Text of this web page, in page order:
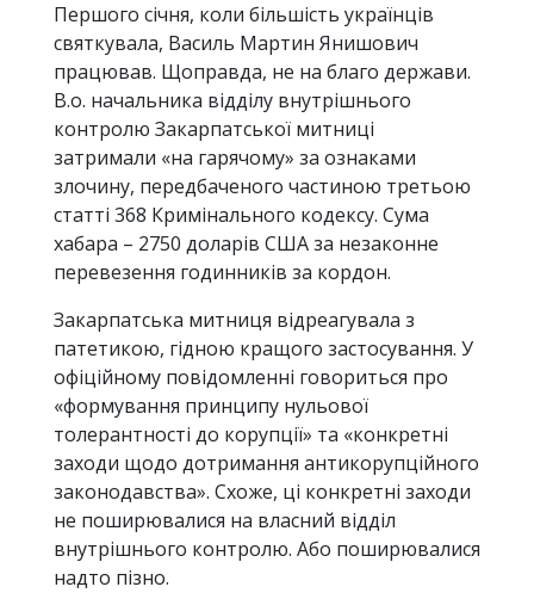
Першого січня, коли більшість українців
святкувала, Василь Мартин Янишович
працював. Щоправда, не на благо держави.
В.о. начальника відділу внутрішнього
контролю Закарпатської митниці
затримали «на гарячому» за ознаками
злочину, передбаченого частиною третьою
статті 368 Кримінального кодексу. Сума
хабара – 2750 доларів США за незаконне
перевезення годинників за кордон.
Закарпатська митниця відреагувала з
патетикою, гідною кращого застосування. У
офіційному повідомленні говориться про
«формування принципу нульової
толерантності до корупції» та «конкретні
заходи щодо дотримання антикорупційного
законодавства». Схоже, ці конкретні заходи
не поширювалися на власний відділ
внутрішнього контролю. Або поширювалися
надто пізно.